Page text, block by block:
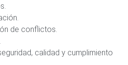
de conflictos.
calidad y cumplimiento